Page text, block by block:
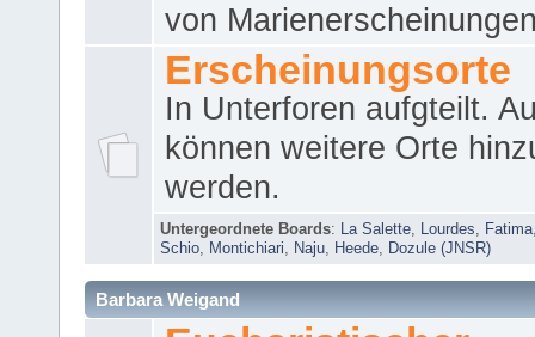
von
Erscheinungsorte
In Unterforen aufgteilt.
können weitere Orte
werden.
Untergeordnete Boards: La Salette Lourdes Fatima
Schio
Montichiari Naju Heede Dozule (JNSR)
Barbara Weigand